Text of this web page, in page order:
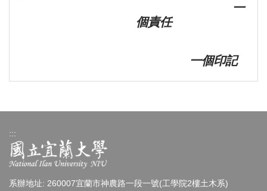
一
個責任
一個印記
:::
系辦地址: 260007宜蘭市神農路一段一號(工學院2樓土木系)